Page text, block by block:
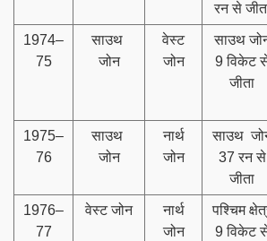
रन से
1974–
75
साउथ
जोन
वेस्ट
जोन
साउथ
9 विकेट
जीता
1975–
76
साउथ
जोन
नार्थ
जोन
साउथ
37 रन से
जीता
1976–
77
वेस्ट जोन
नार्थ
जोन
पश्चिम
9 विकेट